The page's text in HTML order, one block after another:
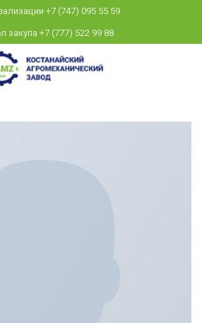
+7 (747) 095 55 59
закупа +7 (777) 522 99 88